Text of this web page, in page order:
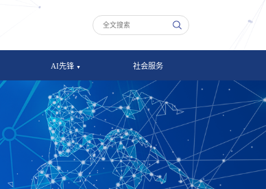
AI先锋 社会服务